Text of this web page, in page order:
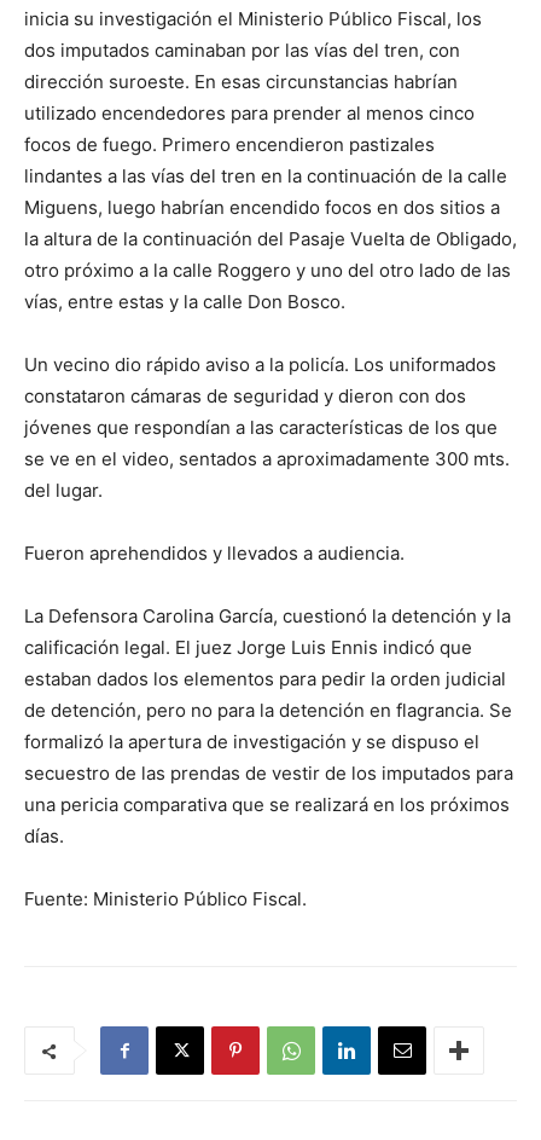
inicia su investigación el Ministerio Público Fiscal, los
dos imputados caminaban por las vías del tren, con
dirección suroeste. En esas circunstancias habrían
utilizado encendedores para prender al menos cinco
focos de fuego. Primero encendieron pastizales
lindantes a las vías del tren en la continuación de la calle
Miguens, luego habrían encendido focos en dos sitios a
la altura de la continuación del Pasaje Vuelta de Obligado,
otro próximo a la calle Roggero y uno del otro lado de las
vías, entre estas y la calle Don Bosco.
Un vecino dio rápido aviso a la policía. Los uniformados
constataron cámaras de seguridad y dieron con dos
jóvenes que respondían a las características de los que
se ve en el video, sentados a aproximadamente 300 mts.
del lugar.
Fueron aprehendidos y llevados a audiencia.
La Defensora Carolina García, cuestionó la detención y la
calificación legal. El juez Jorge Luis Ennis indicó que
estaban dados los elementos para pedir la orden judicial
de detención, pero no para la detención en flagrancia. Se
formalizó la apertura de investigación y se dispuso el
secuestro de las prendas de vestir de los imputados para
una pericia comparativa que se realizará en los próximos
días.
Fuente: Ministerio Público Fiscal.